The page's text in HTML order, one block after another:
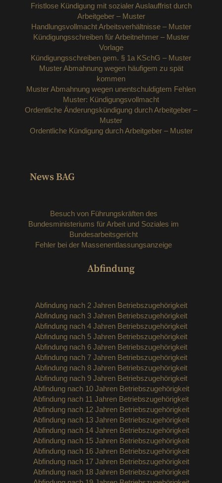
Fristlose Kündigung mit sozialer Auslauffrist durch
Arbeitgeber – Muster
Handlungsvollmacht Arbeitsverhältnisse – Muster
Kündigungsschreiben für Arbeitnehmer – Muster
Vorlage
Kündigungsschreiben gem. § 1a KSchG – Muster
Muster Abmahnung wegen häufigem zu spät
kommen
Muster Abmahnung wegen unentschuldigtem Fehlen
Muster: Kündigungsvollmacht
Ordentliche Änderungskündigung durch Arbeitgeber –
Muster
Ordentliche Kündigung durch Arbeitgeber – Muster
News BAG
Besuch von Führungskräften des
Bundesministeriums für Arbeit und Soziales im
Bundesarbeitsgericht
Fehler bei der Massenentlassungsanzeige
Abfindung
Abfindung nach 2 Jahren Betriebszugehörigkeit
Abfindung nach 3 Jahren Betriebszugehörigkeit
Abfindung nach 4 Jahren Betriebszugehörigkeit
Abfindung nach 5 Jahren Betriebszugehörigkeit
Abfindung nach 6 Jahren Betriebszugehörigkeit
Abfindung nach 7 Jahren Betriebszugehörigkeit
Abfindung nach 8 Jahren Betriebszugehörigkeit
Abfindung nach 9 Jahren Betriebszugehörigkeit
Abfindung nach 10 Jahren Betriebszugehörigkeit
Abfindung nach 11 Jahren Betriebszugehörigkeit
Abfindung nach 12 Jahren Betriebszugehörigkeit
Abfindung nach 13 Jahren Betriebszugehörigkeit
Abfindung nach 14 Jahren Betriebszugehörigkeit
Abfindung nach 15 Jahren Betriebszugehörigkeit
Abfindung nach 16 Jahren Betriebszugehörigkeit
Abfindung nach 17 Jahren Betriebszugehörigkeit
Abfindung nach 18 Jahren Betriebszugehörigkeit